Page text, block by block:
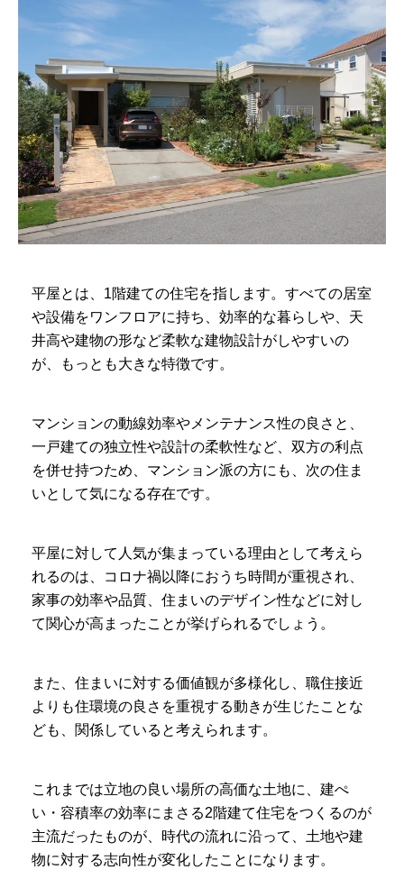
平屋とは、1階建ての住宅を指します。すべての居室
や設備をワンフロアに持ち、効率的な暮らしや、天
井高や建物の形など柔軟な建物設計がしやすいの
が、もっとも大きな特徴です。
マンションの動線効率やメンテナンス性の良さと、
一戸建ての独立性や設計の柔軟性など、双方の利点
を併せ持つため、マンション派の方にも、次の住ま
いとして気になる存在です。
平屋に対して人気が集まっている理由として考えら
れるのは、コロナ禍以降におうち時間が重視され、
家事の効率や品質、住まいのデザイン性などに対し
て関心が高まったことが挙げられるでしょう。
また、住まいに対する価値観が多様化し、職住接近
よりも住環境の良さを重視する動きが生じたことな
ども、関係していると考えられます。
これまでは立地の良い場所の高価な土地に、建ぺ
い・容積率の効率にまさる2階建て住宅をつくるのが
主流だったものが、時代の流れに沿って、土地や建
物に対する志向性が変化したことになります。